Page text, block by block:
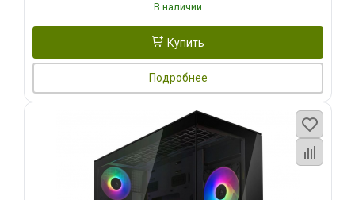
В наличии
Купить
Подробнее